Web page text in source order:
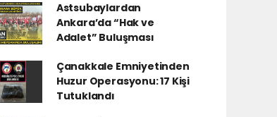
Astsubaylardan
Ankara’da “Hak ve
Adalet” Buluşması
Çanakkale Emniyetinden
Huzur Operasyonu: 17 Kişi
Tutuklandı